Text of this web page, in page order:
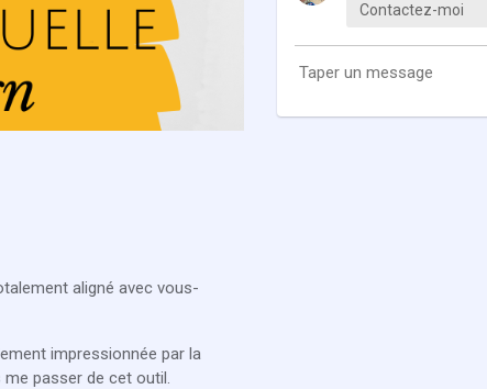
aligné avec vous-
impressionnée par la
passer de cet outil.
Contactez-moi